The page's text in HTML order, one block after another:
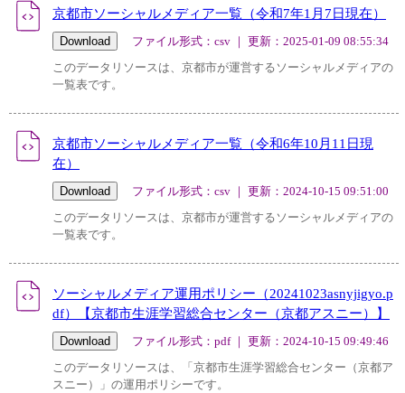
京都市ソーシャルメディア一覧（令和7年1月7日現在）
ファイル形式：csv ｜ 更新：2025-01-09 08:55:34
このデータリソースは、京都市が運営するソーシャルメディアの
一覧表です。
京都市ソーシャルメディア一覧（令和6年10月11日現
在）
ファイル形式：csv ｜ 更新：2024-10-15 09:51:00
このデータリソースは、京都市が運営するソーシャルメディアの
一覧表です。
ソーシャルメディア運用ポリシー（20241023asnyjigyo.p
df）【京都市生涯学習総合センター（京都アスニー）】
ファイル形式：pdf ｜ 更新：2024-10-15 09:49:46
このデータリソースは、「京都市生涯学習総合センター（京都ア
スニー）」の運用ポリシーです。